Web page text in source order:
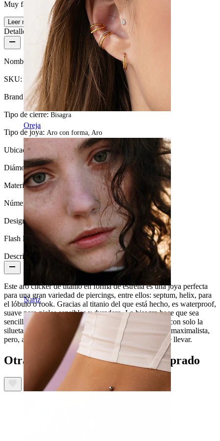
Oreja
Nariz
Muy fácil
Leer más
Detalles del producto
Nombre: Aro clicker de titanio en forma de estrella
SKU: Ring-240
Brand:Bodymod Trend
Tipo de cierre: Bisagra
Tipo de joya: Aro con forma, Aro
Ubicación: Tragus, Septum, Rook, Lóbulo, Daith
Diámetro:8 mm
Material:Titanio
Número de unidades:
Design Height: 16 mm
Flash label:3 por 2
Descripción
Este aro clicker de titanio en forma de estrella es una joya perfecta
para una gran variedad de piercings, entre ellos: septum, helix, para
el lóbulo o rook. Gracias al titanio del que está hecho, es waterproof,
suave para pieles sensibles y duradero. La bisagra hace que sea
sencillo de insertar en el piercing. Es una joya hueca, con solo la
silueta de la estrella, lo que permite tener un look más maximalista,
pero, a su vez, es muy ligera, por lo que es cómoda de llevar.
Otras personas también han comprado